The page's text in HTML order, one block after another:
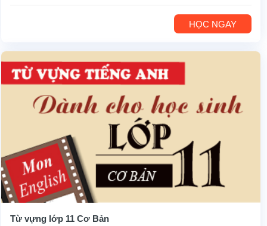
HỌC NGAY
Từ vựng lớp 11 Cơ Bản